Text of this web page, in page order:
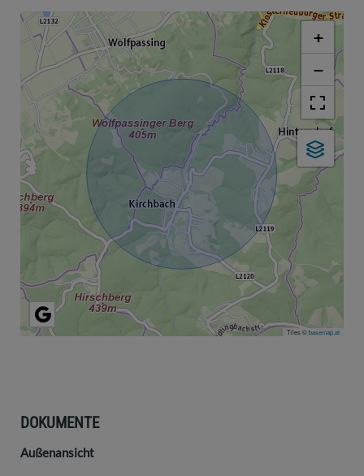
+
−
Tiles ©basemap.at
DOKUMENTE
Außenansicht